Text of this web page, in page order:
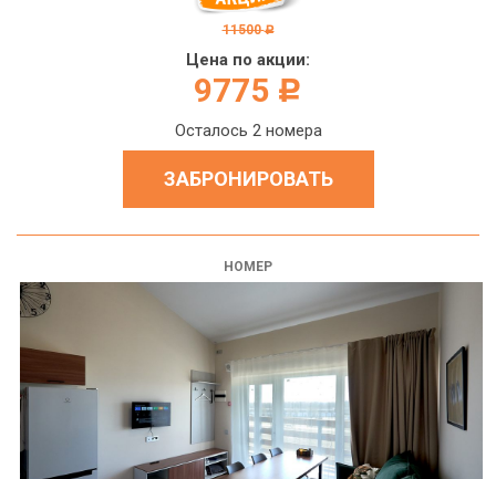
11500 c
Цена по акции:
9775 c
Осталось 2 номера
ЗАБРОНИРОВАТЬ
НОМЕР